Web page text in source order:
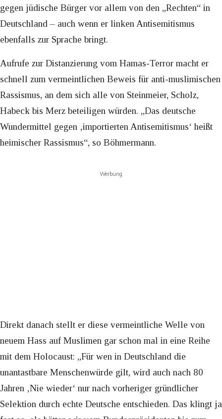
gegen jüdische Bürger vor allem von den „Rechten“ in
Deutschland – auch wenn er linken Antisemitismus
ebenfalls zur Sprache bringt.
Aufrufe zur Distanzierung vom Hamas-Terror macht er
schnell zum vermeintlichen Beweis für anti-muslimischen
Rassismus, an dem sich alle von Steinmeier, Scholz,
Habeck bis Merz beteiligen würden. „Das deutsche
Wundermittel gegen ‚importierten Antisemitismus‘ heißt
heimischer Rassismus“, so Böhmermann.
Werbung
Direkt danach stellt er diese vermeintliche Welle von
neuem Hass auf Muslimen gar schon mal in eine Reihe
mit dem Holocaust: „Für wen in Deutschland die
unantastbare Menschenwürde gilt, wird auch nach 80
Jahren ‚Nie wieder‘ nur nach vorheriger gründlicher
Selektion durch echte Deutsche entschieden. Das klingt ja